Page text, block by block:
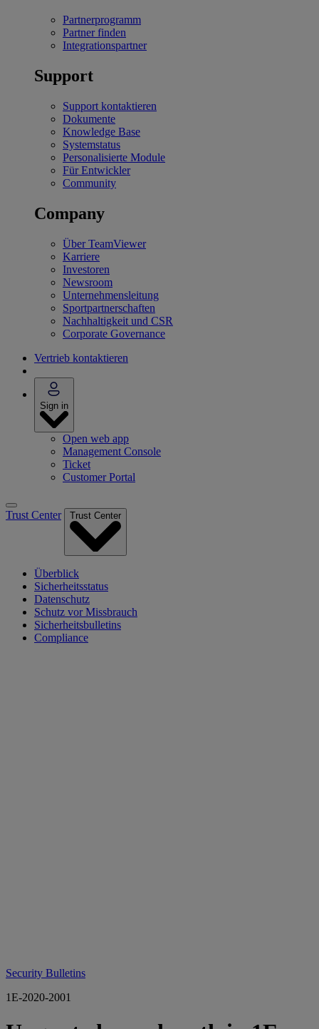
Partnerprogramm
Partner finden
Integrationspartner
Support
Support kontaktieren
Dokumente
Knowledge Base
Systemstatus
Personalisierte Module
Für Entwickler
Community
Company
Über TeamViewer
Karriere
Investoren
Newsroom
Unternehmensleitung
Sportpartnerschaften
Nachhaltigkeit und CSR
Corporate Governance
Vertrieb kontaktieren
Sign in
Open web app
Management Console
Ticket
Customer Portal
Trust Center Trust Center
Überblick
Sicherheitsstatus
Datenschutz
Schutz vor Missbrauch
Sicherheitsbulletins
Compliance
Security Bulletins
1E-2020-2001